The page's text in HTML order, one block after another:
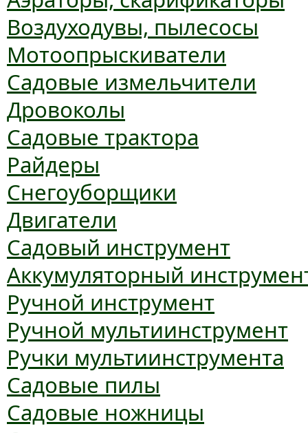
Воздуходувы, пылесосы
Мотоопрыскиватели
Садовые измельчители
Дровоколы
Садовые трактора
Райдеры
Снегоуборщики
Двигатели
Садовый инструмент
Аккумуляторный
Ручной инструмент
Ручной мультиинструмент
Ручки мультиинструмента
Садовые пилы
Садовые ножницы